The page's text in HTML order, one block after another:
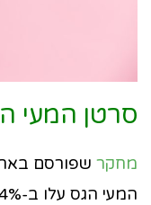
סרטן המעי
מחקר